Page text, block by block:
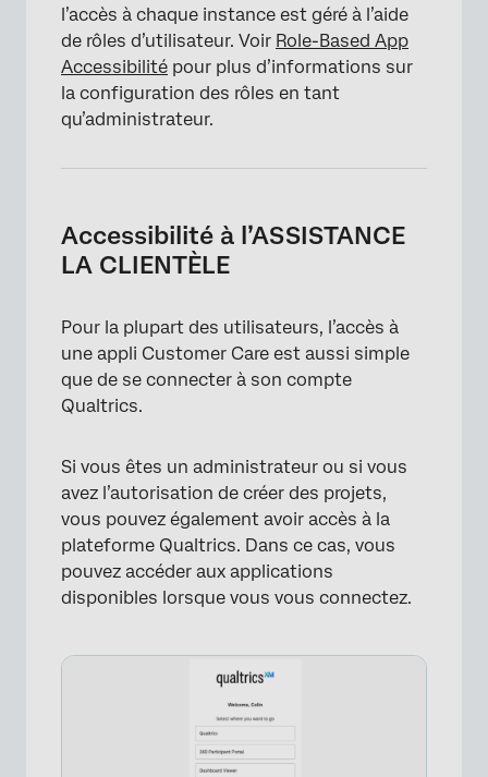
l’accès à chaque instance est géré à l’aide
de rôles d’utilisateur. Voir Role-Based App
Accessibilité pour plus d’informations sur
la configuration des rôles en tant
qu’administrateur.
Accessibilité à l’ASSISTANCE
LA CLIENTÈLE
Pour la plupart des utilisateurs, l’accès à
une appli Customer Care est aussi simple
que de se connecter à son compte
Qualtrics.
Si vous êtes un administrateur ou si vous
avez l’autorisation de créer des projets,
vous pouvez également avoir accès à la
plateforme Qualtrics. Dans ce cas, vous
pouvez accéder aux applications
disponibles lorsque vous vous connectez.